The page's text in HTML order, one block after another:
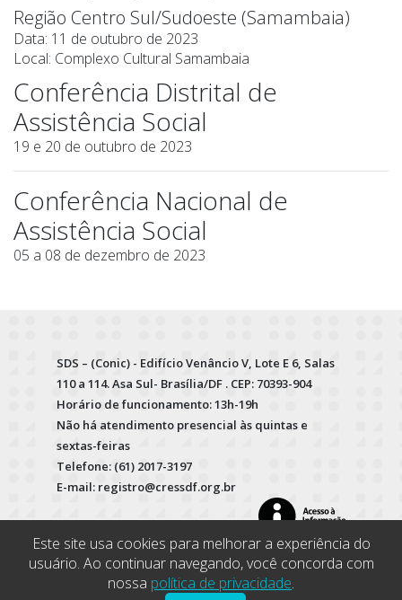
Região Centro Sul/Sudoeste (Samambaia)
Data: 11 de outubro de 2023
Local: Complexo Cultural Samambaia
Conferência Distrital de
Assistência Social
19 e 20 de outubro de 2023
Conferência Nacional de
Assistência Social
05 a 08 de dezembro de 2023
SDS – (Conic) - Edifício Venâncio V, Lote E 6, Salas
110 a 114. Asa Sul- Brasília/DF . CEP: 70393-904
Horário de funcionamento: 13h-19h
Não há atendimento presencial às quintas e
sextas-feiras
Telefone: (61) 2017-3197
E-mail: registro@cressdf.org.br
Este site usa cookies para melhorar a experiência do
usuário. Ao continuar navegando, você concorda com
nossa política de privacidade.